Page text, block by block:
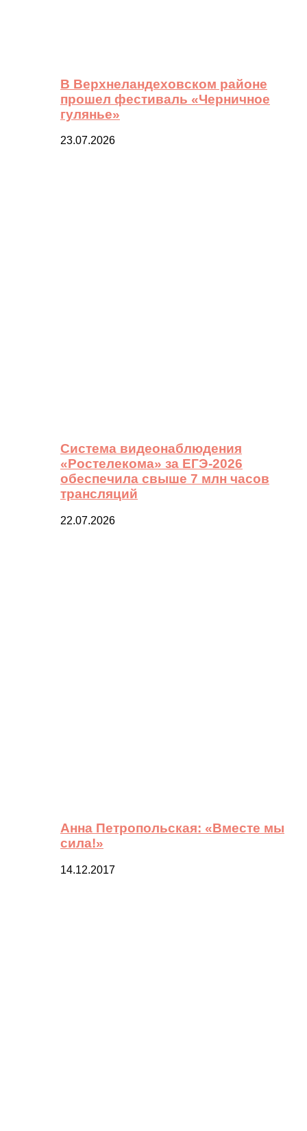
В Верхнеландеховском районе
прошел фестиваль «Черничное
гулянье»
23.07.2026
Система видеонаблюдения
«Ростелекома» за ЕГЭ-2026
обеспечила свыше 7 млн часов
трансляций
22.07.2026
Анна Петропольская: «Вместе мы
сила!»
14.12.2017